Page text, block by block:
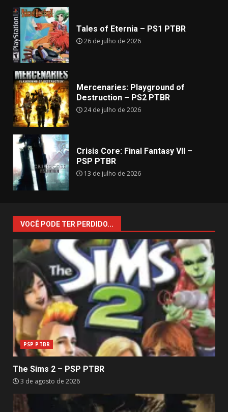
Tales of Eternia – PS1 PTBR
26 de julho de 2026
Mercenaries: Playground of
Destruction – PS2 PTBR
24 de julho de 2026
Crisis Core: Final Fantasy VII –
PSP PTBR
13 de julho de 2026
VOCÊ PODE TER PERDIDO...
PSP PTBR
The Sims 2 – PSP PTBR
3 de agosto de 2026